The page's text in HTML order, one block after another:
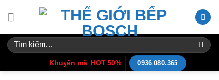
Tìm
kiếm:
Khuyến mãi HOT 50% 0936.080.365